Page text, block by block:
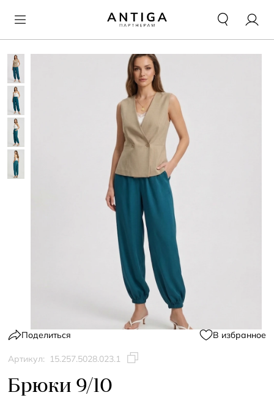
Поделиться В избранное
Артикул: 15.257.5028.023.1
Брюки 9/10